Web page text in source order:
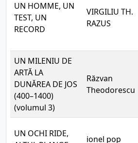
UN HOMME, UN
TEST, UN
RECORD
VIRGILIU TH.
RAZUS
UN MILENIU DE
ARTĂ LA
DUNĂREA DE JOS
(400–1400)
(volumul 3)
Răzvan
Theodorescu
UN OCHI RIDE,
ionel pop